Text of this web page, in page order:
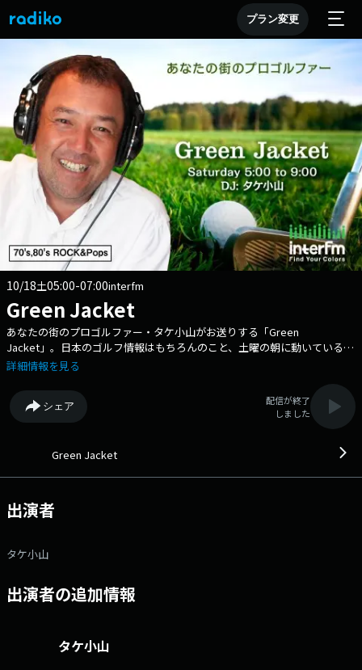
プラン変更
10/18土05:00-07:00interfm
Green Jacket
あなたの街のプロゴルファー・タケ小山がお送りする「Green
Jacket」。日本のゴルフ情報はもちろんのこと、土曜の朝に動いているア
メリカのゴルフツアー情報など世界のゴルフ情報が手に取るように分かり
ン、ルールザワールド、スポーツのツボ、ゴルフライフ向上委員会ガレー
ジで語る趣味の時間、コウタロウのやりたい放題、タケ小山の俺に言わせ
ろ！など、魅力的なコーナー満載です。 ▽05:30〜 【 Tadd Omi 1min.
ジ presents 先週のチャンピオン 】 ココガレージ presents 先週のチャ
ド 】 楽天 GORA presents タケ小山のルールザワールド ▽06:30〜
【 川口技研 Presents スポーツのツボ 】 川口技研 Presents スポーツの
レス：green@interfm.jp Xハッシュタグは「#GOLF897」 Xアカウン
トは「@GreenJacket897」 facebookページは
詳細情報を見る
シェア
配信が終了
しました
Green Jacket
出演者
タケ小山
出演者の追加情報
タケ小山